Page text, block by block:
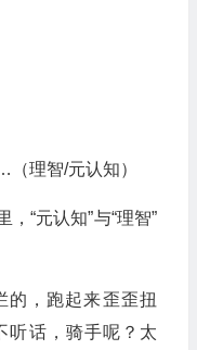
理智/元认知）
“元认知”与“理智”
的，跑起来歪歪扭
听话，骑手呢？太